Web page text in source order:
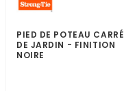
PIED DE POTEAU CARRÉ
DE JARDIN - FINITION
NOIRE